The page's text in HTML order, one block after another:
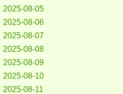
2025-08-05
2025-08-06
2025-08-07
2025-08-08
2025-08-09
2025-08-10
2025-08-11